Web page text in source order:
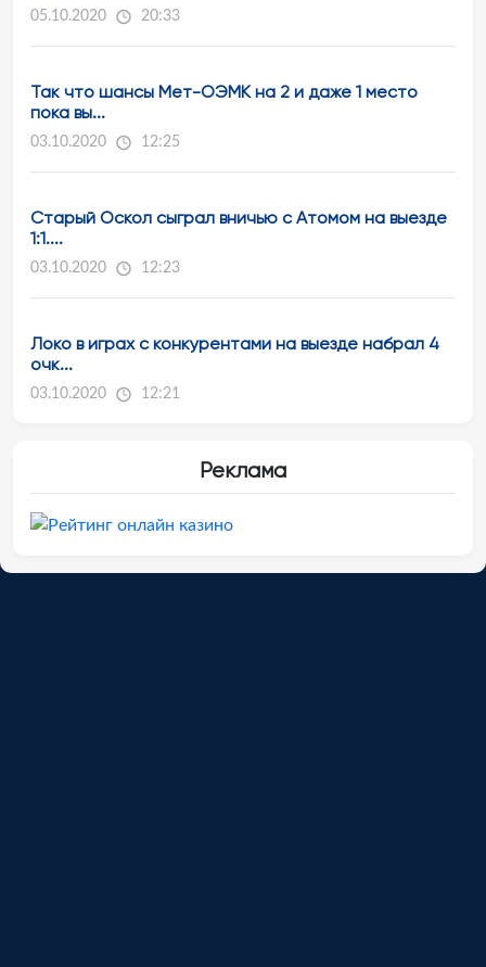
05.10.2020 20:33
Так что шансы Мет-ОЭМК на 2 и даже 1 место
пока вы...
03.10.2020 12:25
Старый Оскол сыграл вничью с Атомом на выезде
1:1....
03.10.2020 12:23
Локо в играх с конкурентами на выезде набрал 4
очк...
03.10.2020 12:21
Реклама